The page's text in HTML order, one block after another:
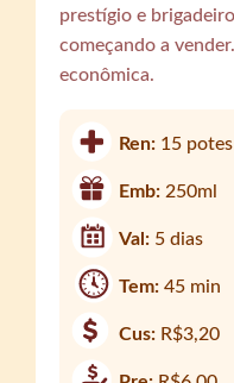
prestígio e
começando a
econômica.
Ren: 15 potes
Emb: 250ml
Val: 5 dias
Tem:45 min
Cus: R$3,20